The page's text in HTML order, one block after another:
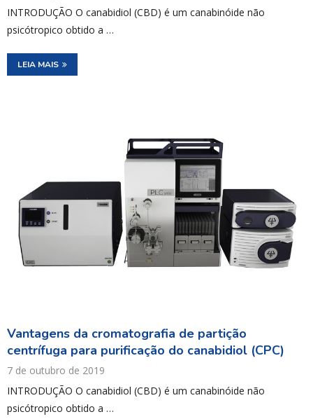
INTRODUÇÃO O canabidiol (CBD) é um canabinóide não
psicótropico obtido a …
LEIA MAIS
Vantagens da cromatografia de partição
centrífuga para purificação do canabidiol (CPC)
7 de outubro de 2019
INTRODUÇÃO O canabidiol (CBD) é um canabinóide não
psicótropico obtido a …